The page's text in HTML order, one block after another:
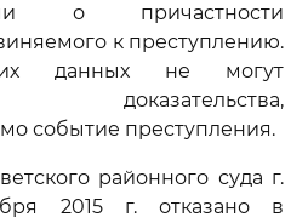
о причастности
к преступлению.
данных не могут
доказательства,
событие преступления.
районного суда г.
2015 г. отказано в